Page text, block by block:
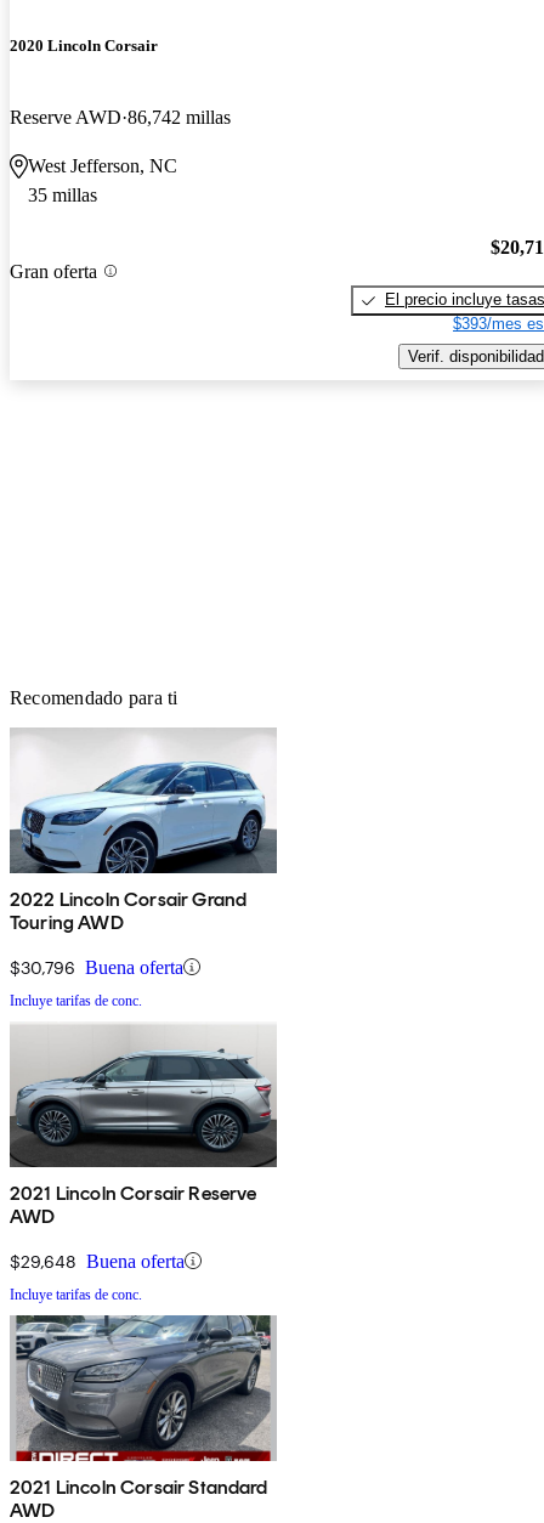
2020 Lincoln Corsair
Reserve AWD 86,742 millas
West Jefferson, NC
35 millas
Gran oferta
El precio incluye tasas
$393/mes
Verif. disponibilidad
Recomendado para ti
2022 Lincoln Corsair Grand
Touring AWD
$30,796 Buena oferta
Incluye tarifas de conc.
2021 Lincoln Corsair Reserve
AWD
$29,648 Buena oferta
Incluye tarifas de conc.
2021 Lincoln Corsair Standard
AWD